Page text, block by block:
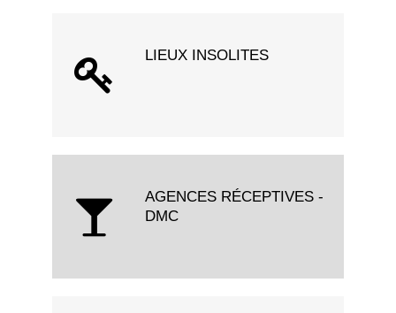
LIEUX INSOLITES
AGENCES RÉCEPTIVES -
DMC